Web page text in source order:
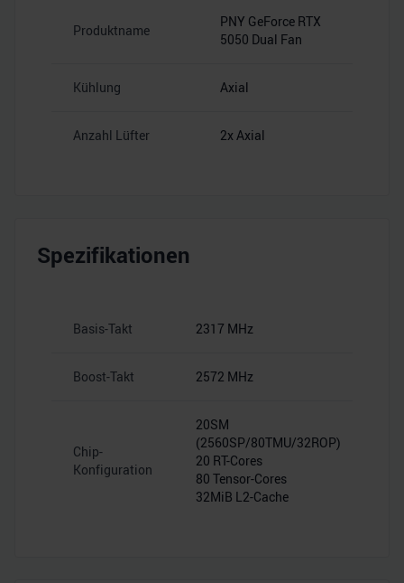
Produktname
PNY GeForce RTX
5050 Dual Fan
Kühlung Axial
Anzahl Lüfter 2x Axial
Spezifikationen
Basis-Takt 2317 MHz
Boost-Takt 2572 MHz
Chip-
Konfiguration
20SM
(2560SP/80TMU/32ROP)
20 RT-Cores
80 Tensor-Cores
32MiB L2-Cache